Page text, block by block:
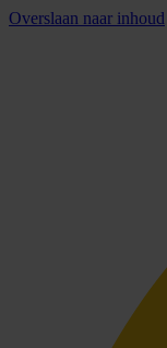
Overslaan naar inhoud